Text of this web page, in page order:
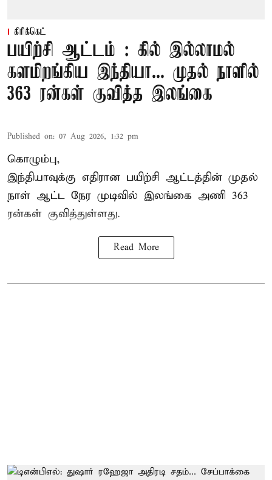
கிரிக்கெட்
பயிற்சி ஆட்டம் : கில் இல்லாமல்
களமிறங்கிய இந்தியா... முதல் நாளில்
363 ரன்கள் குவித்த இலங்கை
Published on: 07 Aug 2026, 1:32 pm
கொழும்பு,
இந்தியாவுக்கு எதிரான பயிற்சி ஆட்டத்தின் முதல்
நாள் ஆட்ட நேர முடிவில் இலங்கை அணி 363
ரன்கள் குவித்துள்ளது.
Read More